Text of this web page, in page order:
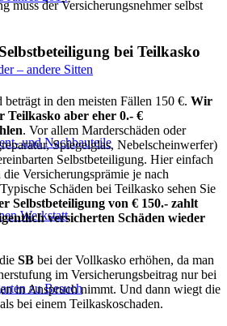
– andere Sitten
und Nachbauteile
Werkstatt
zu Besuch
muss der Versicherungsnehmer selbst
bei Teilkasko
in den meisten Fällen 150 €. Wir
Teilkasko aber eher 0.- €
. Vor allem Marderschäden oder
Spiegelglas, Nebelscheinwerfer)
Selbstbeteiligung. Hier einfach
Versicherungsprämie je nach
Schäden bei Teilkasko sehen Sie
Selbstbeteiligung von € 150.- zahlt
versicherten Schäden wieder
SB bei der Vollkasko erhöhen, da man
im Versicherungsbeitrag nur bei
in Anspruch nimmt. Und dann wiegt die
bei einem Teilkaskoschaden.